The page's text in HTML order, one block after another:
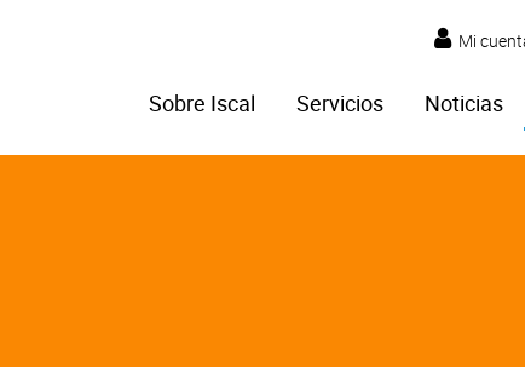
Mi
Sobre Iscal Servicios Noticias